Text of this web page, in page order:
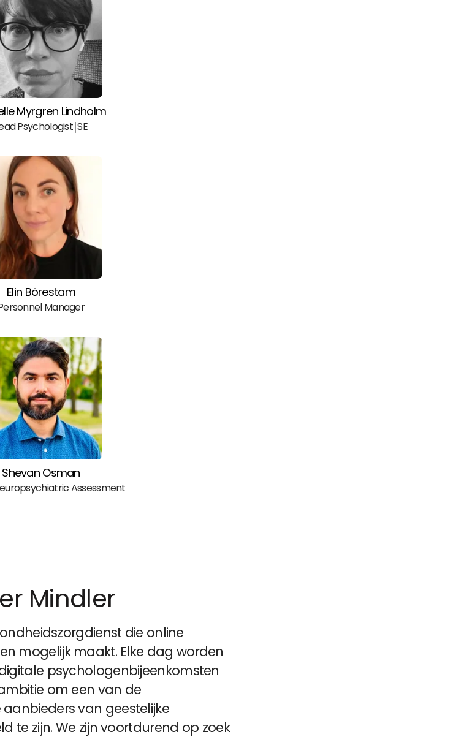
Myrgren Lindholm
Psychologist￨SE
Elin Börestam
Manager
Shevan Osman
Assessment
Mindler
die online
mogelijk maakt. Elke dag worden
psychologenbijeenkomsten
om een ​​van de
van geestelijke
te zijn. We zijn voortdurend op zoek